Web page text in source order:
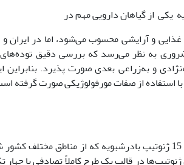
یکی از گیاهان دارویی مهم در
غذایی و آرایشی محسوب می‌شود، اما در
به نظر می‌رسد که بررسی دقیق
و به‌زراعی بعدی صورت پذیرد.
استفاده از صفات مورفولوژیکی صورت گرفته
در این بررسی، از بذور 15 ژنوتیپ بادرشبویه که از